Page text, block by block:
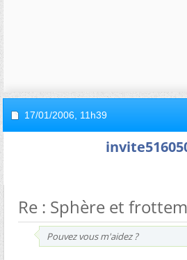
17/01/2006, 11h39
Re : Sphère et
Pouvez vous m'aidez ?